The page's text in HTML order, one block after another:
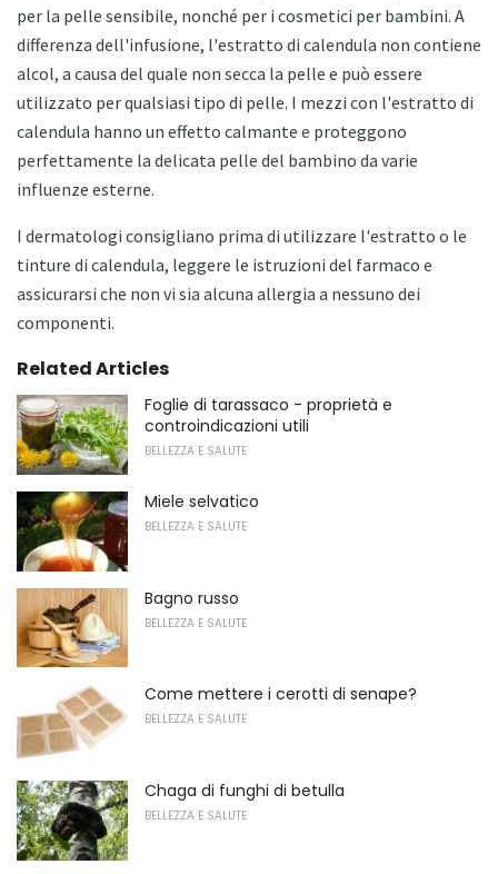
per la pelle sensibile, nonché per i cosmetici per bambini. A
differenza dell'infusione, l'estratto di calendula non contiene
alcol, a causa del quale non secca la pelle e può essere
utilizzato per qualsiasi tipo di pelle. I mezzi con l'estratto di
calendula hanno un effetto calmante e proteggono
perfettamente la delicata pelle del bambino da varie
influenze esterne.
I dermatologi consigliano prima di utilizzare l'estratto o le
tinture di calendula, leggere le istruzioni del farmaco e
assicurarsi che non vi sia alcuna allergia a nessuno dei
componenti.
Related Articles
Foglie di tarassaco - proprietà e
controindicazioni utili
BELLEZZA E SALUTE
Miele selvatico
BELLEZZA E SALUTE
Bagno russo
BELLEZZA E SALUTE
Come mettere i cerotti di senape?
BELLEZZA E SALUTE
Chaga di funghi di betulla
BELLEZZA E SALUTE